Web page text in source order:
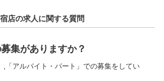
宿店
店の求人に関する質問
集がありますか？
,「アルバイト・パート」での募集をしてい